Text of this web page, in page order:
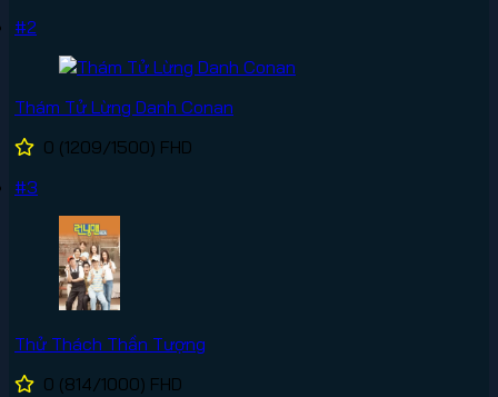
#2
Thám Tử Lừng Danh Conan
0 (1209/1500) FHD
#3
Thử Thách Thần Tượng
0 (814/1000) FHD